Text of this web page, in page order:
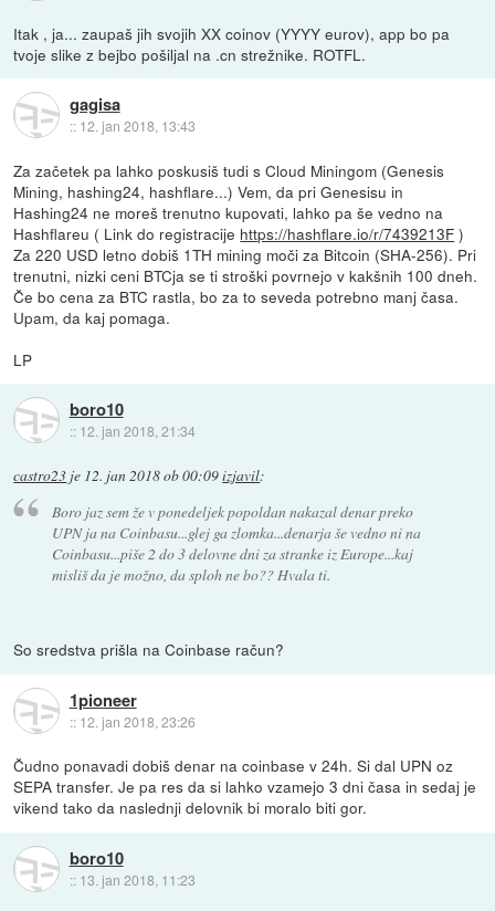
Itak , ja... zaupaš jih svojih XX coinov (YYYY eurov), app bo pa
tvoje slike z bejbo pošiljal na .cn strežnike. ROTFL.
gagisa
:: 12. jan 2018, 13:43
Za začetek pa lahko poskusiš tudi s Cloud Miningom (Genesis
Mining, hashing24, hashflare...) Vem, da pri Genesisu in
Hashing24 ne moreš trenutno kupovati, lahko pa še vedno na
Hashflareu ( Link do registracije https://hashflare.io/r/7439213F )
Za 220 USD letno dobiš 1TH mining moči za Bitcoin (SHA-256). Pri
trenutni, nizki ceni BTCja se ti stroški povrnejo v kakšnih 100 dneh.
Če bo cena za BTC rastla, bo za to seveda potrebno manj časa.
Upam, da kaj pomaga.
LP
boro10
:: 12. jan 2018, 21:34
castro23 je 12. jan 2018 ob 00:09izjavil:
Boro jaz sem že v ponedeljek popoldan nakazal denar preko
UPN ja na Coinbasu...glej ga zlomka...denarja še vedno ni na
Coinbasu...piše 2 do 3 delovne dni za stranke iz Europe...kaj
misliš da je možno, da sploh ne bo?? Hvala ti.
So sredstva prišla na Coinbase račun?
1pioneer
:: 12. jan 2018, 23:26
Čudno ponavadi dobiš denar na coinbase v 24h. Si dal UPN oz
SEPA transfer. Je pa res da si lahko vzamejo 3 dni časa in sedaj je
vikend tako da naslednji delovnik bi moralo biti gor.
boro10
:: 13. jan 2018, 11:23